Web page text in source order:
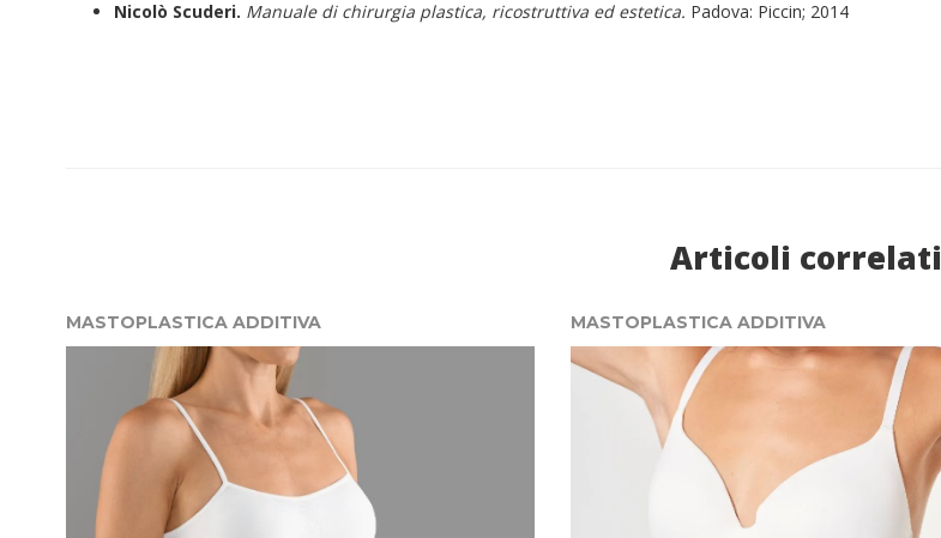
Nicolò Scuderi. Manuale di chirurgia plastica, ricostruttiva ed estetica. Padova: Piccin; 2014
Articoli correlati
MASTOPLASTICA ADDITIVA MASTOPLASTICA ADDITIVA